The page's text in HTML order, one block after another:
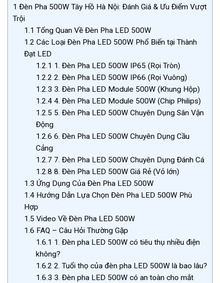
1 Đèn Pha 500W Tây Hồ Hà Nội: Đánh Giá & Ưu Điểm Vượt
Trội
1.1 Tổng Quan Về Đèn Pha LED 500W
1.2 Các Loại Đèn Pha LED 500W Phổ Biến tại Thành
Đạt LED
1.2.1 1. Đèn Pha LED 500W IP65 (Rọi Tròn)
1.2.2 2. Đèn Pha LED 500W IP66 (Rọi Vuông)
1.2.3 3. Đèn Pha LED Module 500W (Khung Hộp)
1.2.44. Đèn Pha LED Module 500W (Chip Philips)
1.2.5 5. Đèn Pha LED 500W Chuyên Dụng Sân Vận
Động
1.2.6 6. Đèn Pha LED 500W Chuyên Dụng Cầu
Cảng
1.2.7 7. Đèn Pha LED 500W Chuyên Dụng Đánh Cá
1.2.8 8. Đèn Pha LED 500W Giá Rẻ (Vỏ lớn)
1.3 Ứng Dụng Của Đèn Pha LED 500W
1.4 Hướng Dẫn Lựa Chọn Đèn Pha LED 500W Phù
Hợp
1.5 Video Về Đèn Pha LED 500W
1.6 FAQ – Câu Hỏi Thường Gặp
1.6.1 1. Đèn pha LED 500W có tiêu thụ nhiều điện
không?
1.6.2 2. Tuổi thọ của đèn pha LED 500W là bao lâu?
1.6.3 3. Đèn pha LED 500W có an toàn cho mắt